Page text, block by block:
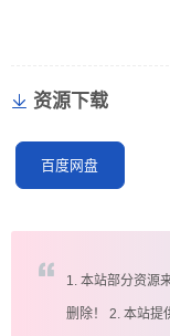
资源下载
百度网盘
1. 本站部分资源
删除！ 2. 本站提